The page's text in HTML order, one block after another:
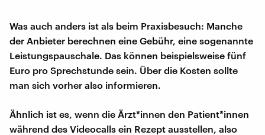
Was auch anders ist als beim Praxisbesuch: Manche
der Anbieter berechnen eine Gebühr, eine sogenannte
Leistungspauschale. Das können beispielsweise fünf
Euro pro Sprechstunde sein. Über die Kosten sollte
man sich vorher also informieren.
Ähnlich ist es, wenn die Ärzt*innen den Patient*innen
während des Videocalls ein Rezept ausstellen, also